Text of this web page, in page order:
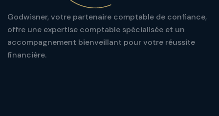
Godwisner, votre partenaire comptable de confiance,
offre une expertise comptable spécialisée et un
accompagnement bienveillant pour votre réussite
financière.